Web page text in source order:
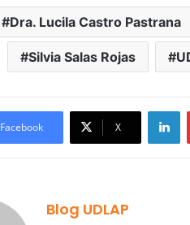
Dra. Lucila Castro Pastrana
Silvia Salas Rojas
Facebook X
Blog UDLAP